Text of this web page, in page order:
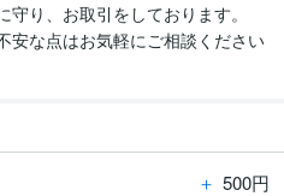
り、お取引をしております。
安な点はお気軽にご相談ください
＋ 500円